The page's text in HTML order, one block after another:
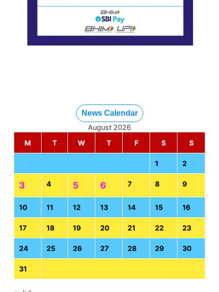
News Calendar
August 2026
M
T W T F S S
1 2
3 4 5 6 7 8 9
10 11 12 13 14 15 16
17 18 19 20 21 22 23
24 25 26 27 28 29 30
31